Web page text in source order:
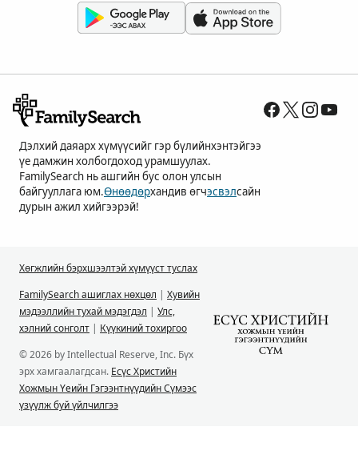
Дэлхий даяарх хүмүүсийг гэр бүлийнхэнтэйгээ
үе дамжин холбогдоход урамшуулах.
FamilySearch нь ашгийн бус олон улсын
байгууллага юм.Өнөөдөрхандив өгчэсвэлсайн
дурын ажил хийгээрэй!
Хөгжлийн бэрхшээлтэй хүмүүст туслах
FamilySearch ашиглах нөхцөл | Хувийн
мэдээллийн тухай мэдэгдэл | Улс,
хэлний сонголт | Күүкиний тохиргоо
© 2026 by Intellectual Reserve, Inc. Бүх
эрх хамгаалагдсан. Есүс Христийн
Хожмын Үеийн Гэгээнтнүүдийн Сүмээс
үзүүлж буй үйлчилгээ